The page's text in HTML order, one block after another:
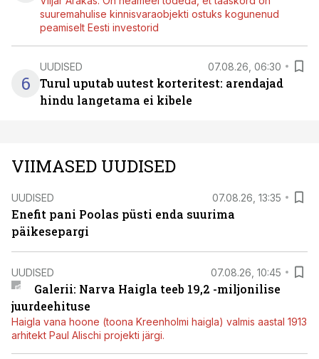
suuremahulise kinnisvaraobjekti ostuks kogunenud
peamiselt Eesti investorid
6
UUDISED 07.08.26, 06:30
Turul uputab uutest korteritest: arendajad
hindu langetama ei kibele
VIIMASED UUDISED
UUDISED 07.08.26, 13:35
Enefit pani Poolas püsti enda suurima
päikesepargi
UUDISED 07.08.26, 10:45
Galerii: Narva Haigla teeb 19,2 -miljonilise
juurdeehituse
Haigla vana hoone (toona Kreenholmi haigla) valmis aastal 1913
arhitekt Paul Alischi projekti järgi.